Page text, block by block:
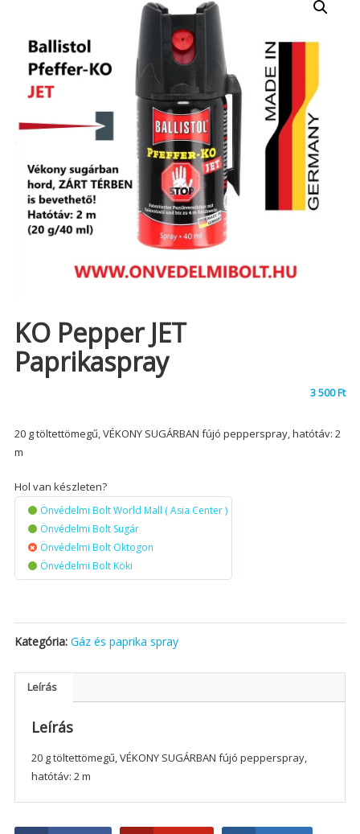
KO Pepper JET
Paprikaspray
3 500Ft
20 g töltettömegű, VÉKONY SUGÁRBAN fújó pepperspray, hatótáv: 2
m
Hol van készleten?
Önvédelmi Bolt World Mall ( Asia Center )
Önvédelmi Bolt Sugár
Önvédelmi Bolt Oktogon
Önvédelmi Bolt Köki
Kategória: Gáz és paprika spray
Leírás
Leírás
20 g töltettömegű, VÉKONY SUGÁRBAN fújó pepperspray,
hatótáv: 2 m